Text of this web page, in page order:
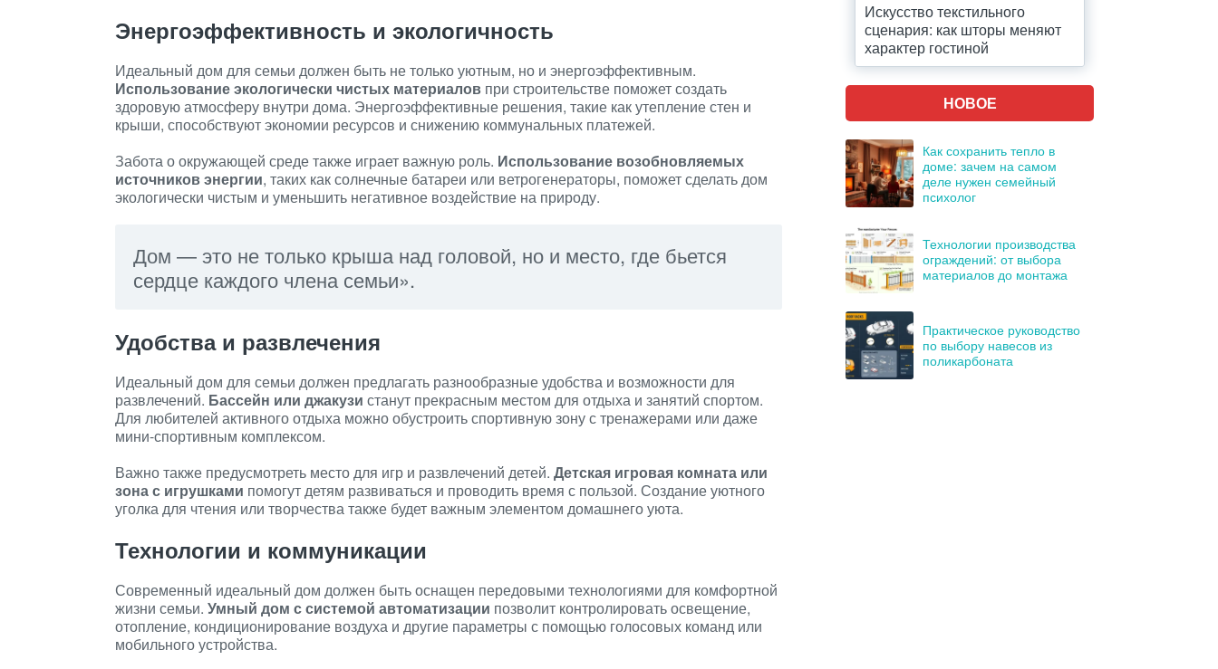
Энергоэффективность и экологичность
Идеальный дом для семьи должен быть не только уютным, но и энергоэффективным.
Использование экологически чистых материалов при строительстве поможет создать
здоровую атмосферу внутри дома. Энергоэффективные решения, такие как утепление стен и
крыши, способствуют экономии ресурсов и снижению коммунальных платежей.
Забота о окружающей среде также играет важную роль. Использование возобновляемых
источников энергии, таких как солнечные батареи или ветрогенераторы, поможет сделать дом
экологически чистым и уменьшить негативное воздействие на природу.
Дом — это не только крыша над головой, но и место, где бьется
сердце каждого члена семьи».
Удобства и развлечения
Идеальный дом для семьи должен предлагать разнообразные удобства и возможности для
развлечений. Бассейн или джакузи станут прекрасным местом для отдыха и занятий спортом.
Для любителей активного отдыха можно обустроить спортивную зону с тренажерами или даже
мини-спортивным комплексом.
Важно также предусмотреть место для игр и развлечений детей. Детская игровая комната или
зона с игрушками помогут детям развиваться и проводить время с пользой. Создание уютного
уголка для чтения или творчества также будет важным элементом домашнего уюта.
Технологии и коммуникации
Современный идеальный дом должен быть оснащен передовыми технологиями для комфортной
жизни семьи. Умный дом с системой автоматизации позволит контролировать освещение,
отопление, кондиционирование воздуха и другие параметры с помощью голосовых команд или
мобильного устройства.
Искусство текстильного
сценария: как шторы меняют
характер гостиной
НОВОЕ
Как сохранить тепло в
доме: зачем на самом
деле нужен семейный
психолог
Технологии производства
ограждений: от выбора
материалов до монтажа
Практическое руководство
по выбору навесов из
поликарбоната